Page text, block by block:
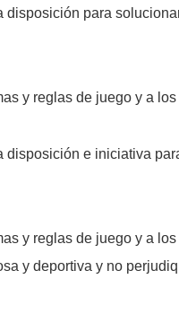
disposición para
y reglas de juego y a
disposición e iniciativa
y reglas de juego y a
y deportiva y no